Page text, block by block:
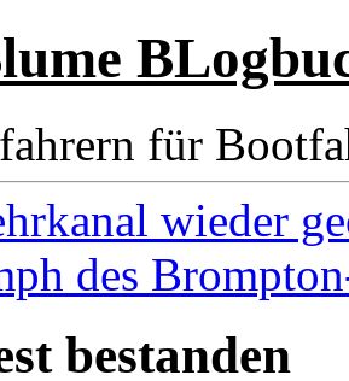
für
wieder
des
bestanden